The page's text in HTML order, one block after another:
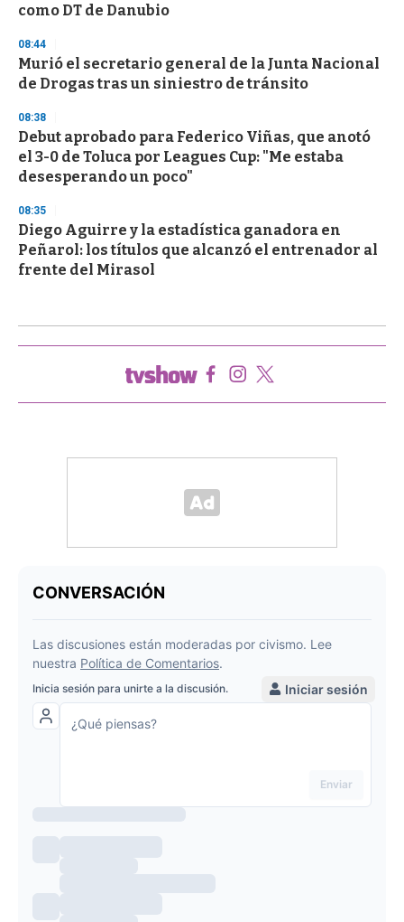
como DT de Danubio
08:44
Murió el secretario general de la Junta Nacional
de Drogas tras un siniestro de tránsito
08:38
Debut aprobado para Federico Viñas, que anotó
el 3-0 de Toluca por Leagues Cup: "Me estaba
desesperando un poco"
08:35
Diego Aguirre y la estadística ganadora en
Peñarol: los títulos que alcanzó el entrenador al
frente del Mirasol